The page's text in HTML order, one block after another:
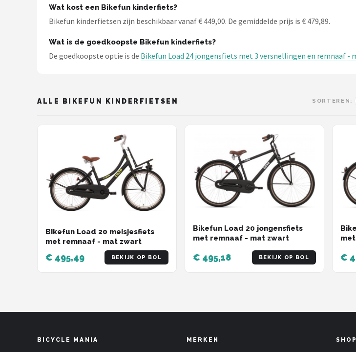
Alle merken →
Wat kost een Bikefun kinderfiets?
Bikefun kinderfietsen zijn beschikbaar vanaf € 449,00. De gemiddelde prijs is € 479,89.
Wat is de goedkoopste Bikefun kinderfiets?
De goedkoopste optie is de Bikefun Load 24 jongensfiets met 3 versnellingen en remnaaf -
ALLE BIKEFUN KINDERFIETSEN SORTEREN:
Bikefun Load 20 meisjesfiets
met remnaaf - mat zwart
€ 495,49 BEKIJK OP BOL
Bikefun Load 20 jongensfiets
met remnaaf - mat zwart
€ 495,18 BEKIJK OP BOL €
BICYCLE MANIA MERKEN SHOP